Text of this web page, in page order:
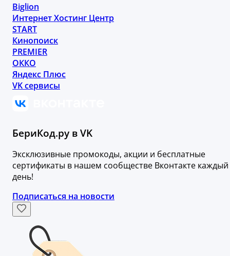
Biglion
Интернет Хостинг Центр
START
Кинопоиск
PREMIER
ОККО
Яндекс Плюс
VK сервисы
БериКод.ру в VK
Эксклюзивные промокоды, акции и бесплатные
сертификаты в нашем сообществе Вконтакте каждый
день!
Подписаться на новости